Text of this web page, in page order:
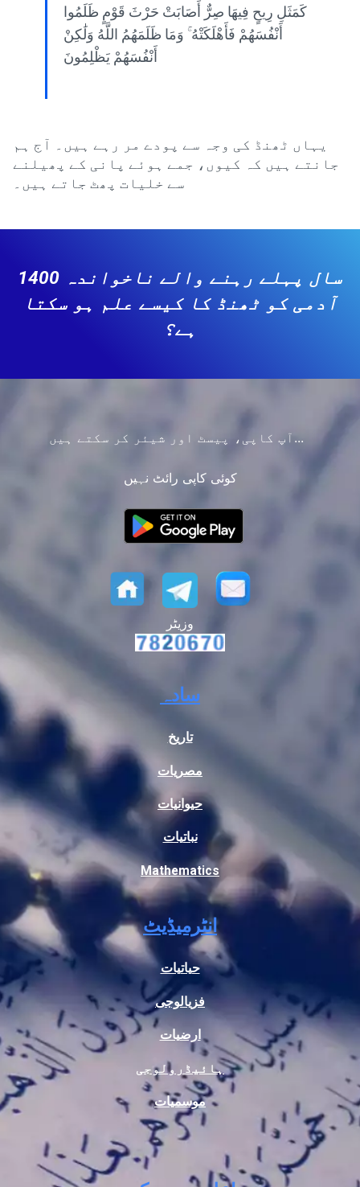
كَمَثَلِ رِيحٍ فِيهَا صِرٌّ أَصَابَتْ حَرْثَ قَوْمٍ ظَلَمُوا
أَنْفُسَهُمْ فَأَهْلَكَتْهُ ۚ وَمَا ظَلَمَهُمُ اللَّهُ وَلَٰكِنْ
أَنْفُسَهُمْ يَظْلِمُونَ
یہاں ٹھنڈ کی وجہ سے پودے مر رہے ہیں۔ آج ہم
جانتے ہیں کہ کیوں، جمے ہوئے پانی کے پھیلنے
سے خلیات پھٹ جاتے ہیں۔
1400 سال پہلے رہنے والے ناخواندہ
آدمی کو ٹھنڈ کا کیسے علم ہو سکتا
ہے؟
آپ کاپی، پیسٹ اور شیئر کر سکتے ہیں...
کوئی کاپی رائٹ نہیں
وزیٹر
سادہ
تاریخ
مصریات
حیوانیات
نباتیات
Mathematics
انٹرمیڈیٹ
حیاتیات
فزیالوجی
ارضیات
ہائیڈرولوجی
موسمیات